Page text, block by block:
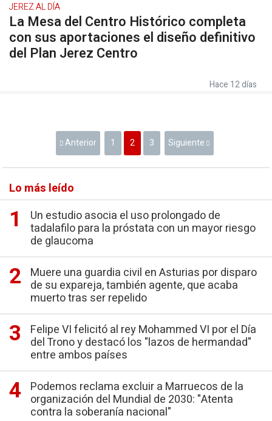
JEREZ AL DÍA
La Mesa del Centro Histórico completa
con sus aportaciones el diseño definitivo
del Plan Jerez Centro
Hace 12 días
Anterior 1 2 3 Siguiente
Lo más leído
Un estudio asocia el uso prolongado de
tadalafilo para la próstata con un mayor riesgo
de glaucoma
Muere una guardia civil en Asturias por disparo
de su expareja, también agente, que acaba
muerto tras ser repelido
Felipe VI felicitó al rey Mohammed VI por el Día
del Trono y destacó los "lazos de hermandad"
entre ambos países
Podemos reclama excluir a Marruecos de la
organización del Mundial de 2030: "Atenta
contra la soberanía nacional"